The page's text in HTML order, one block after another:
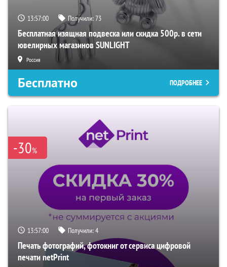
13:56:59 Получили:73
Бесплатная изящная подвеска или скидка 500р. в сети
ювелирных магазинов SUNLIGHT
Россия
Бесплатно ПОДРОБНЕЕ
-30%
13:56:59 Получили:4
Печать фотографий, фотокниг от сервиса цифровой
печати netPrint